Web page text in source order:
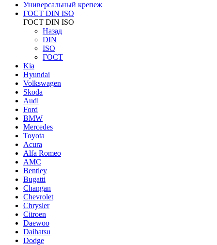
Универсальный крепеж
ГОСТ DIN ISO
ГОСТ DIN ISO
Назад
DIN
ISO
ГОСТ
Kia
Hyundai
Volkswagen
Skoda
Audi
Ford
BMW
Mercedes
Toyota
Acura
Alfa Romeo
AMC
Bentley
Bugatti
Changan
Chevrolet
Chrysler
Citroen
Daewoo
Daihatsu
Dodge